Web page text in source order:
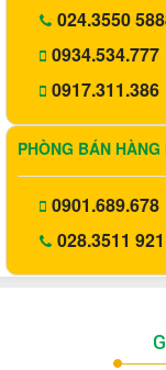
024.3550
0934.534.777
0917.311.386
PHÒNG BÁN HÀNG
0901.689.678
028.3511